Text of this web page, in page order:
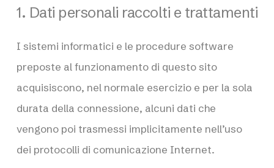
1. Dati personali raccolti e trattamenti
I sistemi informatici e le procedure software
preposte al funzionamento di questo sito
acquisiscono, nel normale esercizio e per la sola
durata della connessione, alcuni dati che
vengono poi trasmessi implicitamente nell’uso
dei protocolli di comunicazione Internet.